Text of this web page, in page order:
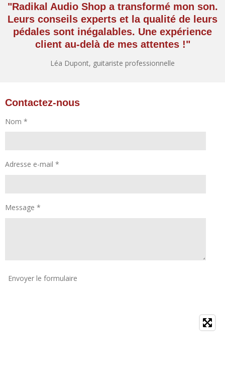
"Radikal Audio Shop a transformé mon son.
Leurs conseils experts et la qualité de leurs
pédales sont inégalables. Une expérience
client au-delà de mes attentes !"
Léa Dupont, guitariste professionnelle
Contactez-nous
Nom *
Adresse e-mail *
Message *
Envoyer le formulaire